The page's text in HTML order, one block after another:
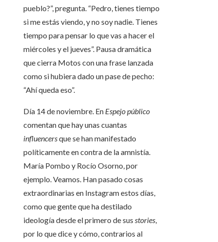
pueblo?”, pregunta. “Pedro, tienes tiempo
si me estás viendo, y no soy nadie. Tienes
tiempo para pensar lo que vas a hacer el
miércoles y el jueves”. Pausa dramática
que cierra Motos con una frase lanzada
como si hubiera dado un pase de pecho:
“Ahí queda eso”.
Día 14 de noviembre. En Espejo público
comentan que hay unas cuantas
influencersque se han manifestado
políticamente en contra de la amnistía.
María Pombo y Rocío Osorno, por
ejemplo. Veamos. Han pasado cosas
extraordinarias en Instagram estos días,
como que gente que ha destilado
ideología desde el primero de sus stories,
por lo que dice y cómo, contrarios al